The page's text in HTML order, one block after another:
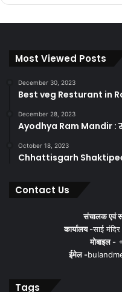
Most Viewed Posts
December 30, 2023
Best veg Resturant in
December 28, 2023
Ayodhya Ram Mandir :
October 18, 2023
Chhattisgarh
Contact Us
संचालक एवं
कार्यालय -साई
मोबाइल -
ईमेल -
Tags